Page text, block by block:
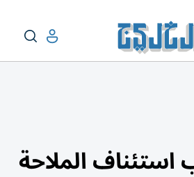
الملاحة